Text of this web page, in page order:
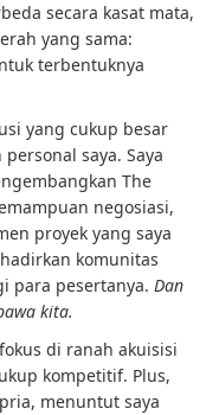
secara kasat mata,
yang sama:
terbentuknya
yang cukup besar
saya. Saya
The
negosiasi,
proyek yang saya
komunitas
para pesertanya. Dan
kita.
di ranah akuisisi
kompetitif. Plus,
menuntut saya